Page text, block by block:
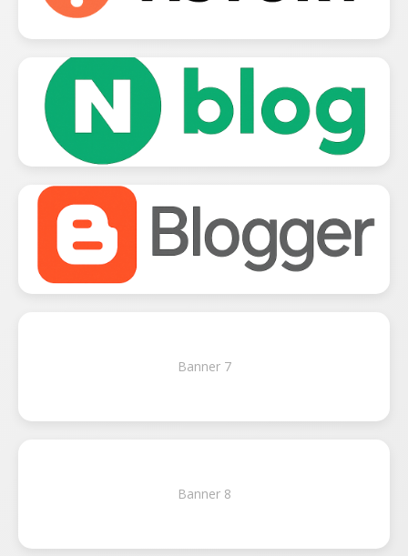
Banner 7
Banner 8